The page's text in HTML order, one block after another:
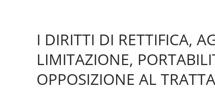
I DIRITTI DI RETTIFICA,
LIMITAZIONE,
OPPOSIZIONE AL